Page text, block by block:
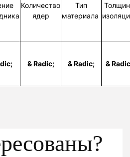
Количество
ядер
Тип
материала
& Radic; & Radic; &